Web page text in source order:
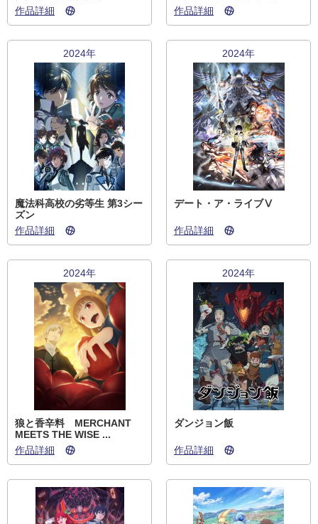
作品詳細
作品詳細
2024年
魔法科高校の劣等生 第3シー
ズン
作品詳細
2024年
デート・ア・ライブⅤ
作品詳細
2024年
狼と香辛料 MERCHANT
MEETS THE WISE ...
作品詳細
2024年
ダンジョン飯
作品詳細